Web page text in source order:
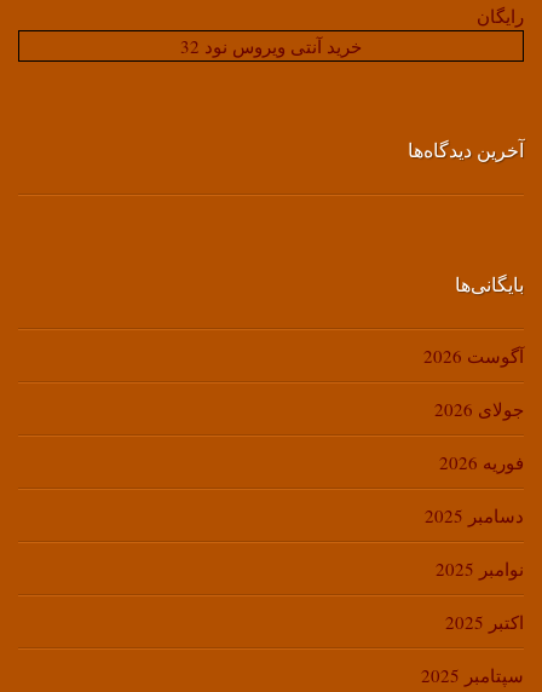
رایگان
خرید آنتی ویروس نود 32
آخرین دیدگاه‌ها
بایگانی‌ها
آگوست 2026
جولای 2026
فوریه 2026
دسامبر 2025
نوامبر 2025
اکتبر 2025
سپتامبر 2025